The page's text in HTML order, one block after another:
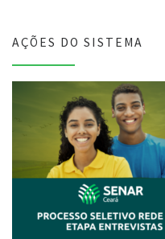
AÇÕES DO SISTEMA